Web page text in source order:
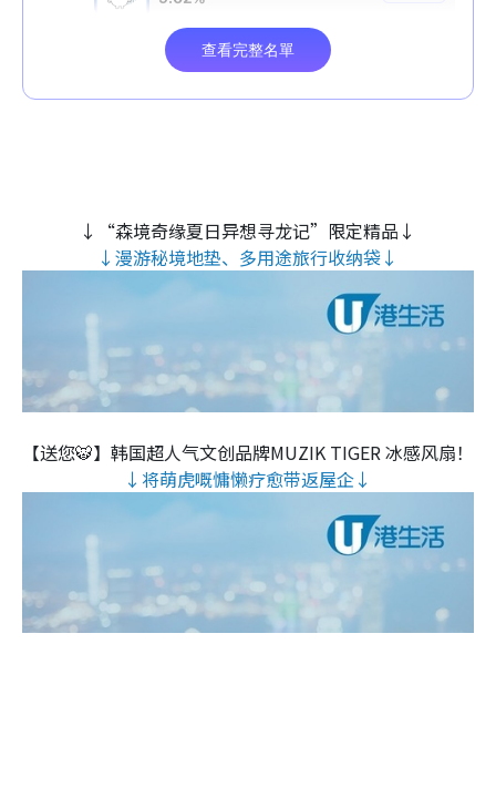
↓“森境奇缘夏日异想寻龙记”限定精品↓
↓漫游秘境地垫、多用途旅行收纳袋↓
【送您🐯】韩国超人气文创品牌MUZIK TIGER 冰感风扇！
↓将萌虎嘅慵懒疗愈带返屋企↓